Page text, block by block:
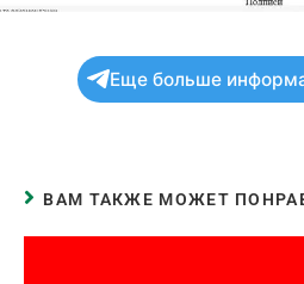
Еще больше
ВАМ ТАКЖЕ МОЖЕТ